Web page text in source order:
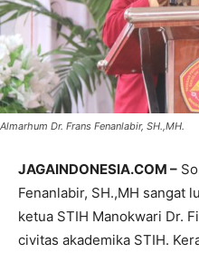
Almarhum Dr. Frans Fenanlabir, SH.,MH.
JAGAINDONESIA.COM –
Fenanlabir, SH.,MH sangat
ketua STIH Manokwari Dr.
civitas akademika STIH.